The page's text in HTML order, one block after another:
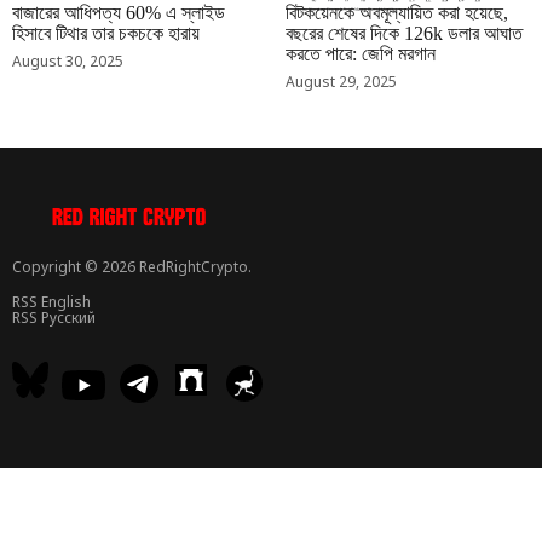
বাজারের আধিপত্য 60% এ স্লাইড
হিসাবে টিথার তার চকচকে হারায়
August 30, 2025
বিটকয়েনকে অবমূল্যায়িত করা হয়েছে,
বছরের শেষের দিকে 126k ডলার আঘাত
করতে পারে: জেপি মরগান
August 29, 2025
Copyright © 2026 RedRightCrypto.
RSS English
RSS Русский